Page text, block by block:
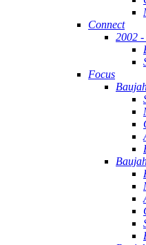
Connect
2002
Focus